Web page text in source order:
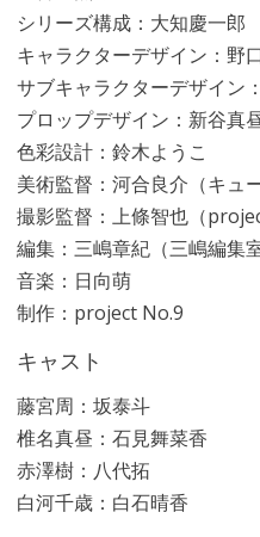
シリーズ構成：大知慶一郎
キャラクターデザイン：野
サブキャラクターデザイン
プロップデザイン：新谷真
色彩設計：鈴木ようこ
美術監督：河合良介（キュ
撮影監督：上條智也（
編集：三嶋章紀（三嶋編集室
音楽：日向萌
制作：project No.9
キャスト
藤宮周：坂泰斗
椎名真昼：石見舞菜香
赤澤樹：八代拓
白河千歳：白石晴香